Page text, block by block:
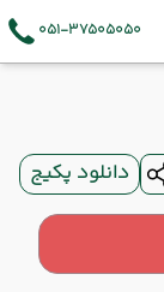
051-37505050
دانلود پکیج